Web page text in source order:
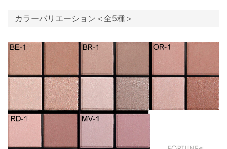
カラーバリエーション＜全5種＞